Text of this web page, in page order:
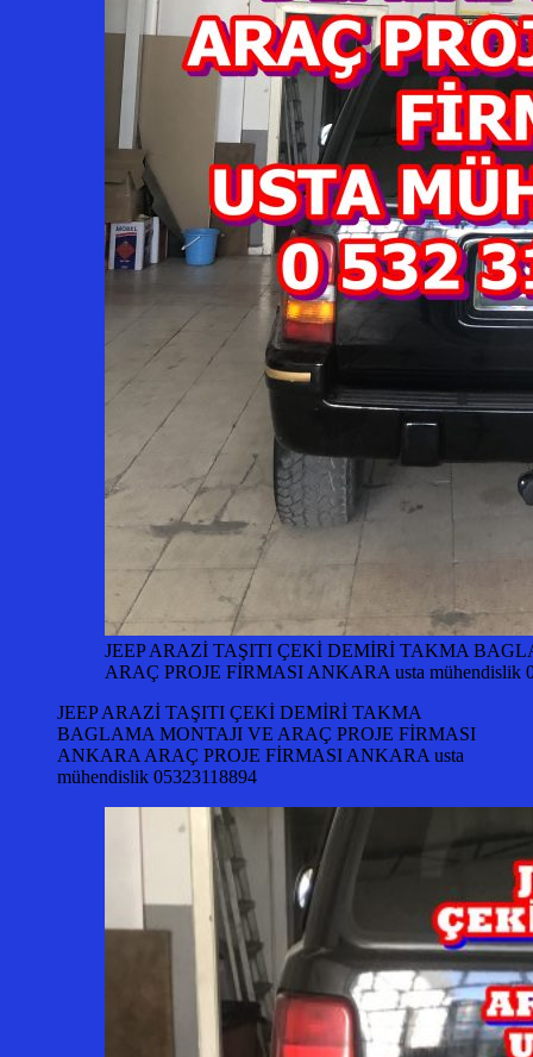
JEEP ARAZİ TAŞITI ÇEKİ DEMİRİ TAKMA
ARAÇ PROJE FİRMASI ANKARA usta mühendislik
JEEP ARAZİ TAŞITI ÇEKİ DEMİRİ TAKMA
BAGLAMA MONTAJI VE ARAÇ PROJE FİRMASI
ANKARA ARAÇ PROJE FİRMASI ANKARA usta
mühendislik 05323118894